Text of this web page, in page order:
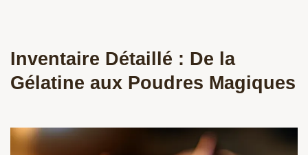
Inventaire Détaillé : De la
Gélatine aux Poudres Magiques